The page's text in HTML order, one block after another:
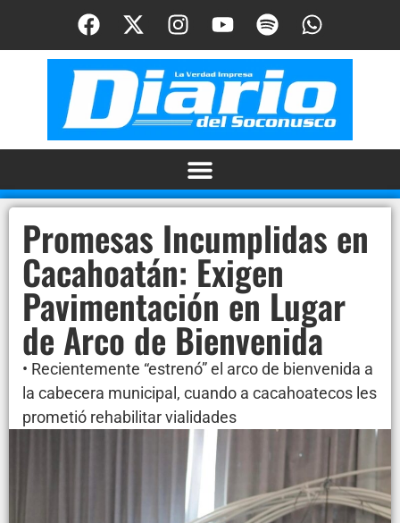
Promesas Incumplidas en
Cacahoatán: Exigen
Pavimentación en Lugar
de Arco de Bienvenida
• Recientemente “estrenó” el arco de bienvenida a
la cabecera municipal, cuando a cacahoatecos les
prometió rehabilitar vialidades